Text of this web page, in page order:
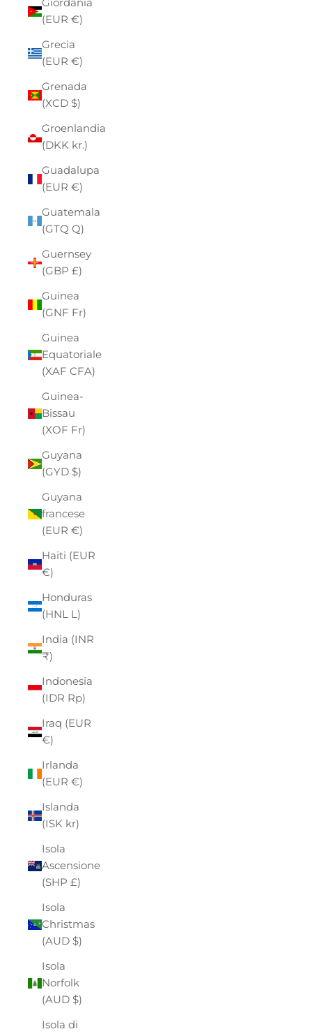
(EUR €)
Grecia
(EUR €)
Grenada
(XCD $)
Groenlandia
(DKK kr.)
Guadalupa
(EUR €)
Guatemala
(GTQ Q)
Guernsey
(GBP £)
Guinea
(GNF Fr)
Guinea
Equatoriale
(XAF CFA)
Guinea-
Bissau
(XOF Fr)
Guyana
(GYD $)
Guyana
francese
(EUR €)
Haiti (EUR
€)
Honduras
(HNL L)
India (INR
₹)
Indonesia
(IDR Rp)
Iraq (EUR
€)
Irlanda
(EUR €)
Islanda
(ISK kr)
Isola
Ascensione
(SHP £)
Isola
Christmas
(AUD $)
Isola
Norfolk
(AUD $)
Isola di